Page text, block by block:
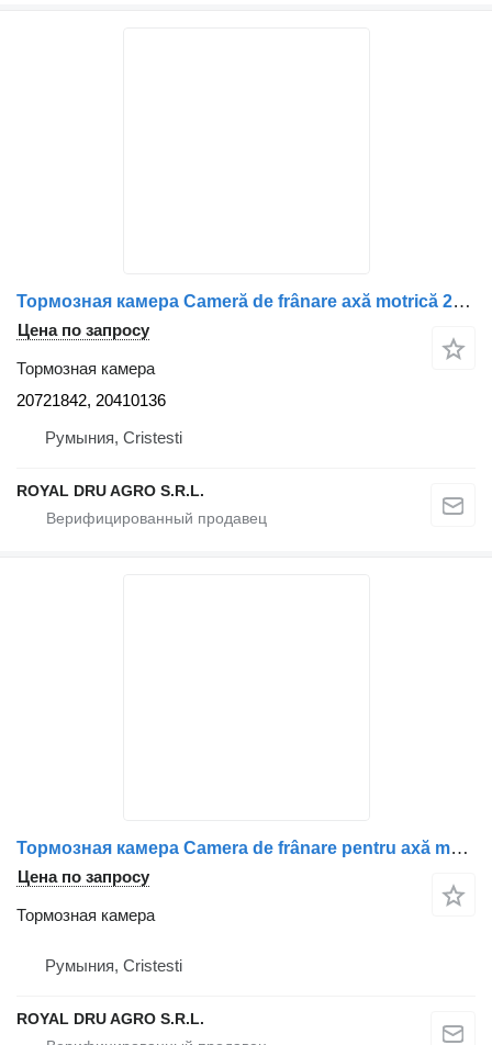
Тормозная камера Cameră de frânare axă motrică 20721842 для грузовика Volvo 20721842/20410136
Цена по запросу
Тормозная камера
20721842, 20410136
Румыния, Cristesti
ROYAL DRU AGRO S.R.L.
Тормозная камера Camera de frânare pentru axă motrică Daf – Cod 1706847 для грузовика
Цена по запросу
Тормозная камера
Румыния, Cristesti
ROYAL DRU AGRO S.R.L.